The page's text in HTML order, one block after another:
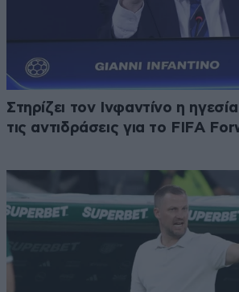
Στηρίζει τον Ινφαντίνο η
τις αντιδράσεις για το FIFA